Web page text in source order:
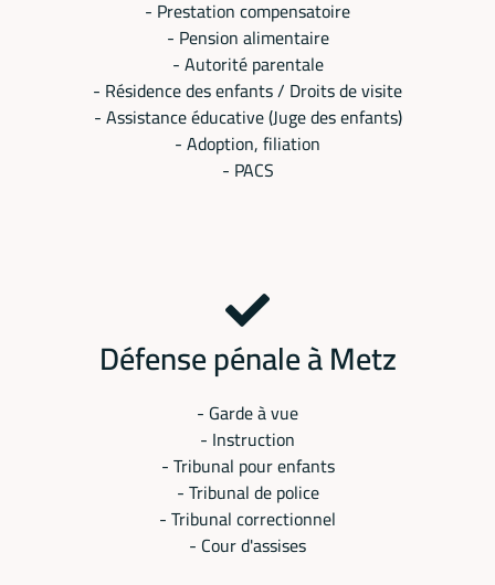
- Prestation compensatoire
- Pension alimentaire
- Autorité parentale
- Résidence des enfants / Droits de visite
- Assistance éducative (Juge des enfants)
- Adoption, filiation
- PACS
Défense pénale à Metz
- Garde à vue
- Instruction
- Tribunal pour enfants
- Tribunal de police
- Tribunal correctionnel
- Cour d'assises